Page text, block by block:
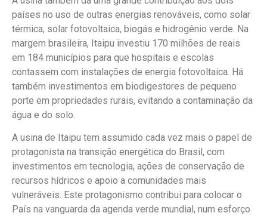
países no uso de outras energias renováveis, como solar
térmica, solar fotovoltaica, biogás e hidrogênio verde. Na
margem brasileira, Itaipu investiu 170 milhões de reais
em 184 municípios para que hospitais e escolas
contassem com instalações de energia fotovoltaica. Há
também investimentos em biodigestores de pequeno
porte em propriedades rurais, evitando a contaminação da
água e do solo.
A usina de Itaipu tem assumido cada vez mais o papel de
protagonista na transição energética do Brasil, com
investimentos em tecnologia, ações de conservação de
recursos hídricos e apoio a comunidades mais
vulneráveis. Este protagonismo contribui para colocar o
País na vanguarda da agenda verde mundial, num esforço